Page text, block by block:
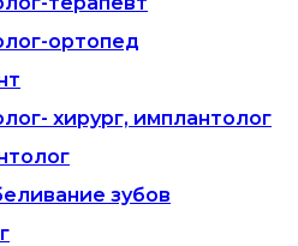
ортопед
хирург, имплантолог
зубов